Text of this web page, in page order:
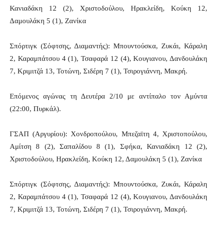
Κανιαδάκη 12 (2), Χριστοδούλου, Ηρακλείδη, Κούκη 12,
Δαμουλάκη 5 (1), Ζανίκα
Σπόρτιγκ (Σόφτσης, Διαμαντής): Μπουντούσκα, Ζυκάι, Κάραλη
2, Καραμπάτσου 4 (1), Τσαφαρά 12 (4), Κουγιανου, Δανδουλάκη
7, Κριμιτζά 13, Τοτώνη, Σιδέρη 7 (1), Τσιρογιάννη, Μακρή.
Επόμενος αγώνας τη Δευτέρα 2/10 με αντίπαλο τον Αμύντα
(22:00, Πυρκάλ).
ΓΣΑΠ (Αργυρίου): Χονδροπούλου, Μπεζαϊτη 4, Χριστοπούλου,
Αμίτση 8 (2), Σαπαλίδου 8 (1), Σφήκα, Κανιαδάκη 12 (2),
Χριστοδούλου, Ηρακλείδη, Κούκη 12, Δαμουλάκη 5 (1), Ζανίκα
Σπόρτιγκ (Σόφτσης, Διαμαντής): Μπουντούσκα, Ζυκάι, Κάραλη
2, Καραμπάτσου 4 (1), Τσαφαρά 12 (4), Κουγιανου, Δανδουλάκη
7, Κριμιτζά 13, Τοτώνη, Σιδέρη 7 (1), Τσιρογιάννη, Μακρή.